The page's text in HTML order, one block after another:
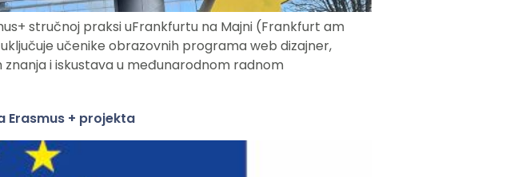
stručnoj praksi uFrankfurtu na Majni (Frankfurt am
učenike obrazovnih programa web dizajner,
i iskustava u međunarodnom radnom
Erasmus + projekta